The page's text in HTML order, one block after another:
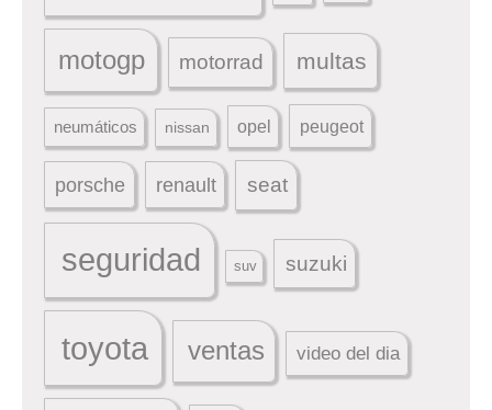
motogp motorrad multas
neumáticos nissan opel peugeot
porsche renault seat
seguridad suv suzuki
toyota ventas video del dia